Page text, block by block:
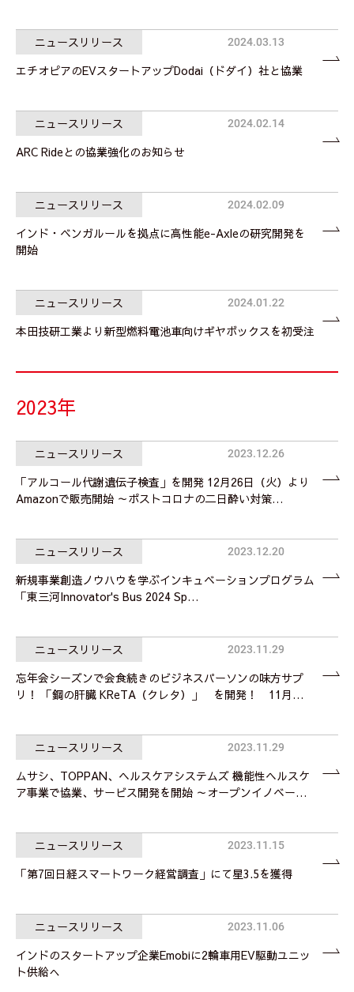
ニュースリリース
エチオピアのEVスタートアップDodai（ドダイ）社と協業
2024.03.13
ニュースリリース
ARC Rideとの協業強化のお知らせ
2024.02.14
ニュースリリース
インド・ベンガルールを拠点に高性能e-Axleの研究開発を
開始
2024.02.09
ニュースリリース
本田技研工業より新型燃料電池車向けギヤボックスを初受注
2024.01.22
2023年
ニュースリリース
「アルコール代謝遺伝子検査」を開発 12月26日（火）より
Amazonで販売開始 ～ポストコロナの二日酔い対策…
2023.12.26
ニュースリリース
新規事業創造ノウハウを学ぶインキュベーションプログラム
「東三河Innovator's Bus 2024 Sp…
2023.12.20
ニュースリリース
忘年会シーズンで会食続きのビジネスパーソンの味方サプ
リ！ 「鋼の肝臓 KReTA（クレタ）」 を開発！ 11月…
2023.11.29
ニュースリリース
ムサシ、TOPPAN、ヘルスケアシステムズ 機能性ヘルスケ
ア事業で協業、サービス開発を開始 ～オープンイノベー…
2023.11.29
ニュースリリース
「第7回日経スマートワーク経営調査」にて星3.5を獲得
2023.11.15
ニュースリリース
インドのスタートアップ企業Emobiに2輪車用EV駆動ユニッ
ト供給へ
2023.11.06